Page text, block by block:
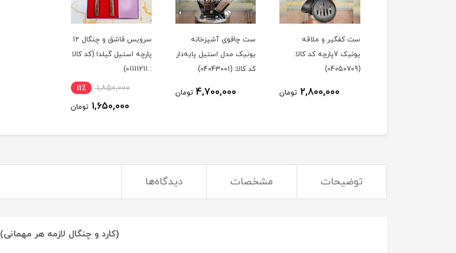
ست کفگیر و ملاقه
یونیک 7پارچه کد کالا:
(04050709)
2,800,000 تومان
ست چاقوی آشپزخانه
یونیک مدل استیل پایه‌دار
کد کالا: (04043001)
4,700,000 تومان
سرویس قاشق و چنگال 12
پارچه استیل گیلدا (کد کالا
: 01111211)
1,850,000 11٪
1,650,000 تومان
توضیحات مشخصات دیدگاه‌ها
(کارد و چنگال لازمه هر مهمانی)